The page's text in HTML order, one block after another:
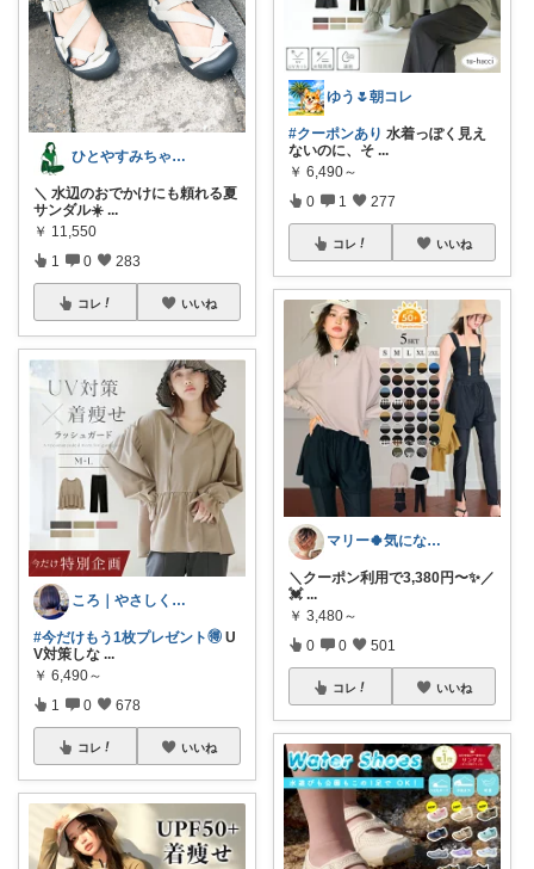
ひとやすみちゃん＊シンプルひとり暮らし
＼ 水辺のおでかけにも頼れる夏
サンダル☀️ ...
￥ 11,550
1 0 283
コレ いいね
ころ｜やさしく整う暮らしの道具🌿
#今だけもう1枚プレゼント🉐 U
V対策しな ...
￥ 6,490～
1 0 678
コレ いいね
ゆう🌷朝コレ
#クーポンあり 水着っぽく見え
ないのに、そ ...
￥ 6,490～
0 1 277
コレ いいね
マリー🍀気になるものたくさん✨
＼クーポン利用で3,380円〜✨／
💓...
￥ 3,480～
0 0 501
コレ いいね